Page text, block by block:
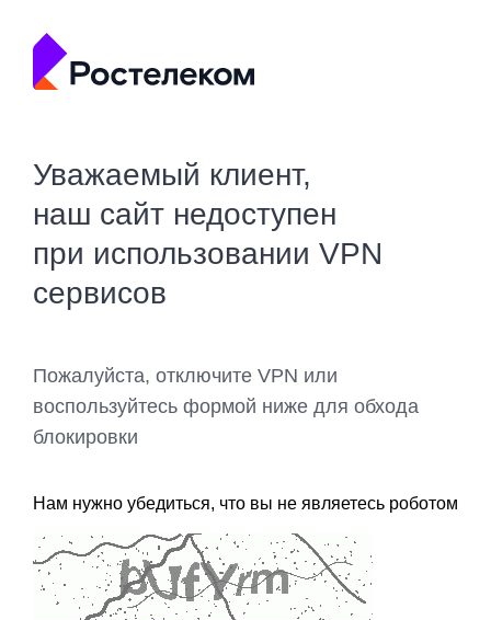
Уважаемый клиент,
наш сайт недоступен
при использовании VPN
сервисов
Пожалуйста, отключите VPN или
воспользуйтесь формой ниже для обхода
блокировки
Нам нужно убедиться, что вы не являетесь роботом